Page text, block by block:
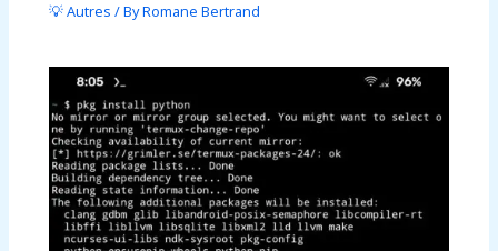
💡 Autres / ByRomane Bertrand